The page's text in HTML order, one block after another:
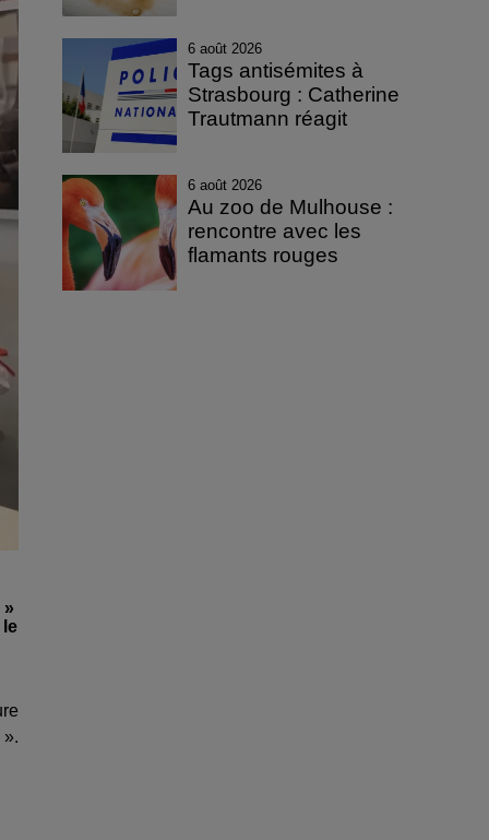
le
».
6 août 2026
Tags antisémites à
Strasbourg : Catherine
Trautmann réagit
6 août 2026
Au zoo de Mulhouse :
rencontre avec les
flamants rouges